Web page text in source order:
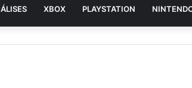
XBOX PLAYSTATION